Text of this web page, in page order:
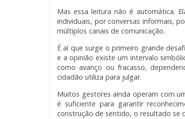
Mas essa leitura não é automática.
individuais, por conversas informais,
múltiplos canais de comunicação.
É aí que surge o primeiro grande
e a opinião existe um intervalo
como avanço ou fracasso,
cidadão utiliza para julgar.
Muitos gestores ainda operam com
é suficiente para garantir
construção de sentido, o resultado se